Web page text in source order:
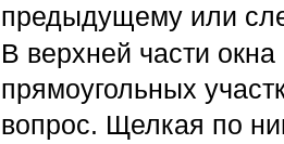
предыдущему или
В верхней части
прямоугольных
вопрос. Щелкая по